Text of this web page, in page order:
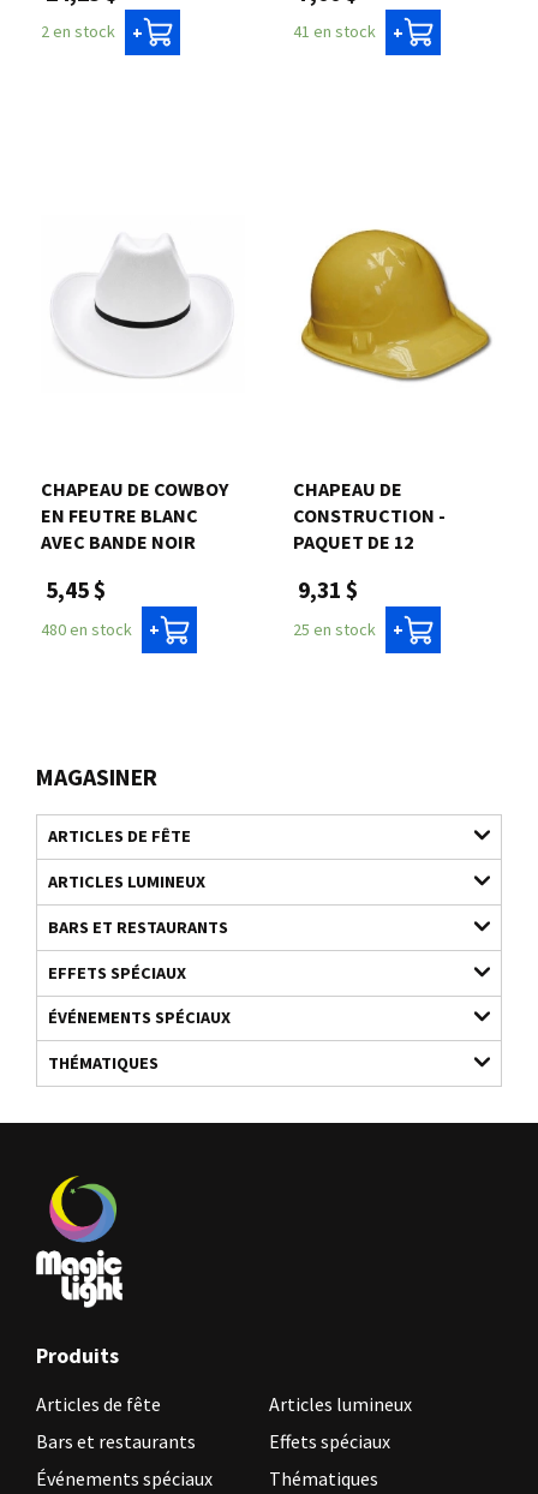
MAGASINER
ARTICLES DE FÊTE
ARTICLES LUMINEUX
BARS ET RESTAURANTS
EFFETS SPÉCIAUX
ÉVÉNEMENTS SPÉCIAUX
THÉMATIQUES
2 en stock + 41 en stock +
CHAPEAU DE COWBOY
EN FEUTRE BLANC
AVEC BANDE NOIR
5,45 $
480 en stock +
CHAPEAU DE
CONSTRUCTION -
PAQUET DE 12
9,31 $
25 en stock +
Produits
Articles de fête
Articles lumineux
Bars et restaurants
Effets spéciaux
Événements spéciaux
Thématiques